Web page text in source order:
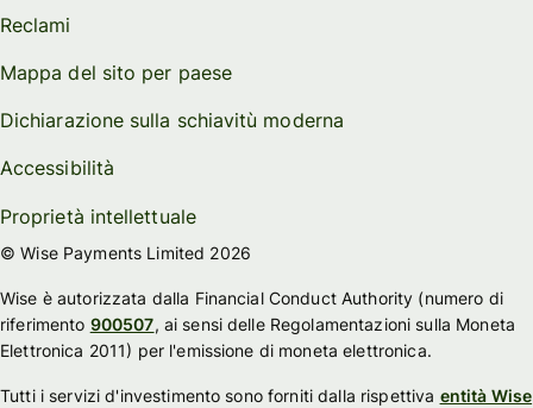
Reclami
Mappa del sito per paese
Dichiarazione sulla schiavitù moderna
Accessibilità
Proprietà intellettuale
© Wise Payments Limited 2026
Wise è autorizzata dalla Financial Conduct Authority (numero di
riferimento 900507, ai sensi delle Regolamentazioni sulla Moneta
Elettronica 2011) per l'emissione di moneta elettronica.
Tutti i servizi d'investimento sono forniti dalla rispettiva entità Wise